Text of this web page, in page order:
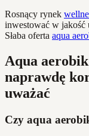
Rosnący rynek
inwestować w jakość
Słaba oferta aqua
Aqua
naprawdę
uważać
Czy aqua